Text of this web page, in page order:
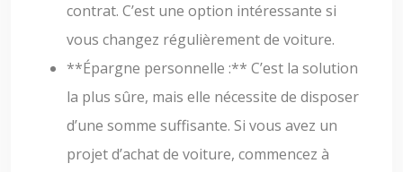
contrat. C’est une option intéressante si
vous changez régulièrement de voiture.
**Épargne personnelle :** C’est la solution
la plus sûre, mais elle nécessite de disposer
d’une somme suffisante. Si vous avez un
projet d’achat de voiture, commencez à